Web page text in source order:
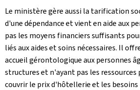
Le ministère gère aussi la tarification
d'une dépendance et vient en aide aux
pas les moyens financiers suffisants
liés aux aides et soins nécessaires. Il
accueil gérontologique aux personnes
structures et n'ayant pas les
couvrir le prix d'hôtellerie et les besoins